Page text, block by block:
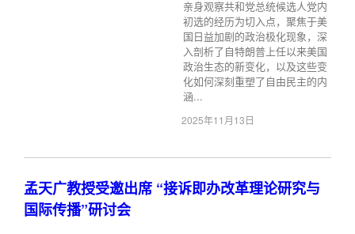
亲身观察共和党总统候选人党内
初选的经历为切入点，聚焦于美
国日益加剧的政治极化现象，深
入剖析了自特朗普上任以来美国
政治生态的新变化，以及这些变
化如何深刻重塑了自由民主的内
涵...
2025年11月13日
孟天广教授受邀出席 “接诉即办改革理论研究与
国际传播”研讨会